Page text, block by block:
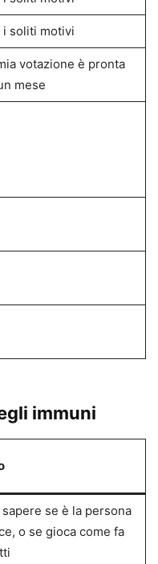
i soliti motivi
votazione è pronta
mese
immuni
se è la persona
o se gioca come fa